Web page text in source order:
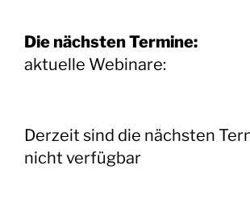
Die nächsten Termine:
aktuelle Webinare:
Derzeit sind die nächsten
nicht verfügbar